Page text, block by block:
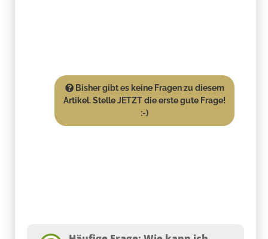
Bisher gibt es keine Fragen zu diesem
Artikel. Stelle JETZT die erste gute Frage!
:-)